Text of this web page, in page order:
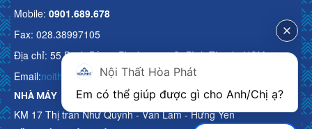
Mobile: 0901.689.678
Fax: 028.38997105
Địa chỉ: 55 Bạch Đằng, Phường 15, Q. Bình Thạnh, HCM
Email:noithathoaphattot@gmail.com
NHÀ MÁY
KM 17 Thị trấn Như Quỳnh - Văn Lâm - Hưng Yên
Nội Thất Hòa Phát